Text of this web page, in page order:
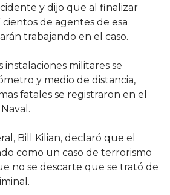
y dijo que al finalizar
cientos de agentes de esa
trabajando en el caso.
militares se
y medio de distancia,
fatales se registraron en el
Bill Kilian, declaró que el
como un caso de terrorismo
no se descarte que se trató de